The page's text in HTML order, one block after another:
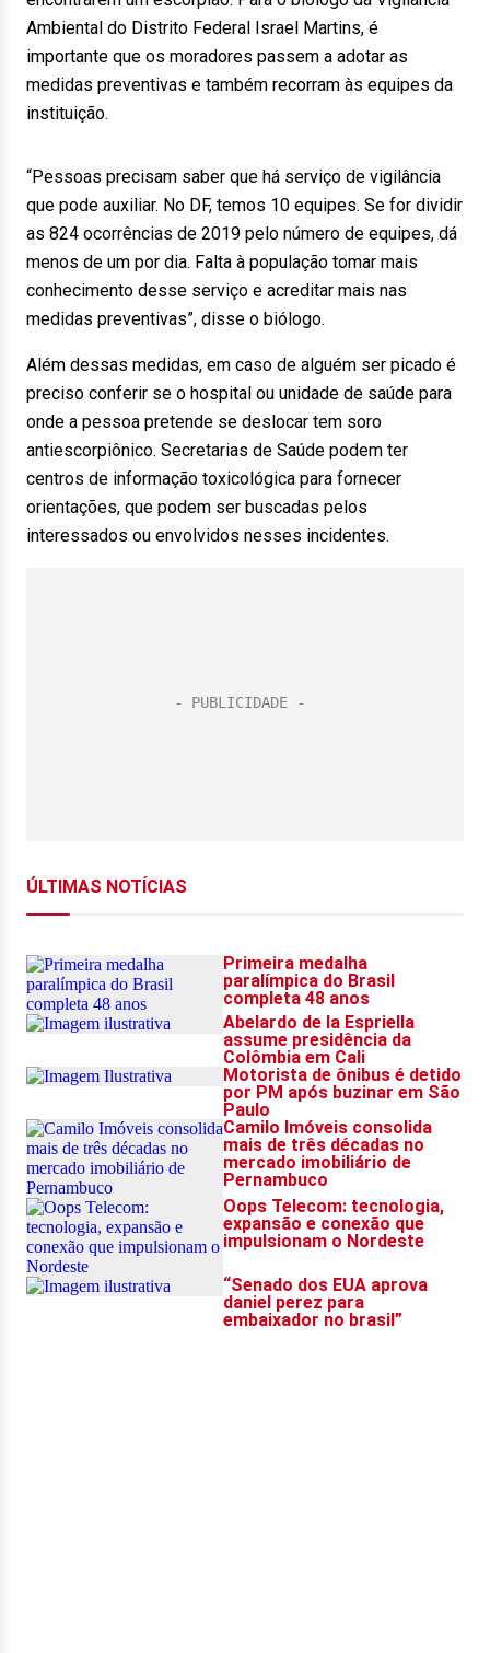
Ambiental do Distrito Federal Israel Martins, é
importante que os moradores passem a adotar as
medidas preventivas e também recorram às equipes da
instituição.
“Pessoas precisam saber que há serviço de vigilância
que pode auxiliar. No DF, temos 10 equipes. Se for dividir
as 824 ocorrências de 2019 pelo número de equipes, dá
menos de um por dia. Falta à população tomar mais
conhecimento desse serviço e acreditar mais nas
medidas preventivas”, disse o biólogo.
Além dessas medidas, em caso de alguém ser picado é
preciso conferir se o hospital ou unidade de saúde para
onde a pessoa pretende se deslocar tem soro
antiescorpiônico. Secretarias de Saúde podem ter
centros de informação toxicológica para fornecer
orientações, que podem ser buscadas pelos
interessados ou envolvidos nesses incidentes.